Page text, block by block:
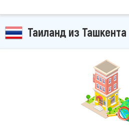
Таиланд из Ташкента